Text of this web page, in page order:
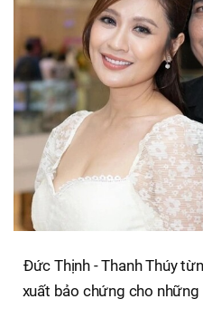
Đức Thịnh - Thanh Thúy
xuất bảo chứng cho